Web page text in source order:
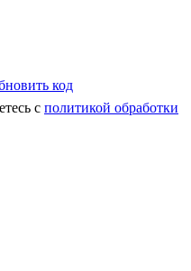
код
с политикой обработки